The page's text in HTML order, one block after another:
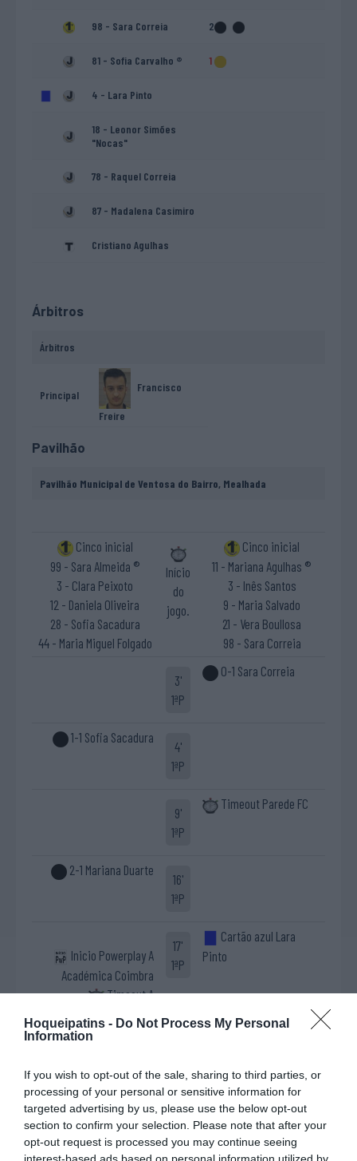
Hoqueipatins - Do Not Process My Personal
Information
If you wish to opt-out of the sale, sharing to third parties, or
processing of your personal or sensitive information for
targeted advertising by us, please use the below opt-out
section to confirm your selection. Please note that after your
opt-out request is processed you may continue seeing
interest-based ads based on personal information utilized by
98 - Sara Correia 2
81 - Sofia Carvalho ® 1
4 - Lara Pinto
18 - Leonor Simões
"Nocas"
78 - Raquel Correia
87 - Madalena Casimiro
Cristiano Agulhas
Árbitros
Árbitros
Principal
Francisco
Freire
Pavilhão
Pavilhão Municipal de Ventosa do Bairro, Mealhada
Cinco inicial
99 - Sara Almeida ®
3 - Clara Peixoto
12 - Daniela Oliveira
28 - Sofia Sacadura
44 - Maria Miguel Folgado
Início
do
jogo.
Cinco inicial
11 - Mariana Agulhas ®
3 - Inês Santos
9 - Maria Salvado
21 - Vera Boullosa
98 - Sara Correia
3'
1ªP
0-1 Sara Correia
1-1 Sofia Sacadura
4'
1ªP
9'
1ªP
Timeout Parede FC
2-1 Mariana Duarte
16'
1ªP
Inicio Powerplay A
Académica Coimbra
Timeout A
17'
1ªP
Cartão azul Lara
Pinto
Fim Powerplay A
1ªP
20'
1ªP
2-2 Sara Correia